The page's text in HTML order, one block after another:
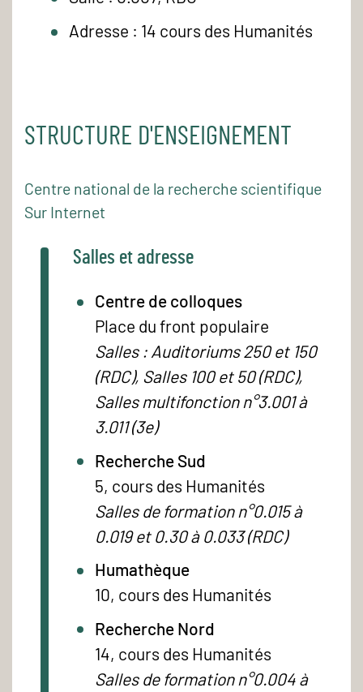
Adresse : 14 cours des Humanités
STRUCTURE D'ENSEIGNEMENT
Centre national de la recherche scientifique
Sur Internet
Salles et adresse
Centre de colloques
Place du front populaire
Salles : Auditoriums 250 et 150
(RDC), Salles 100 et 50 (RDC),
Salles multifonction n°3.001 à
3.011 (3e)
Recherche Sud
5, cours des Humanités
Salles de formation n°0.015 à
0.019 et 0.30 à 0.033 (RDC)
Humathèque
10, cours des Humanités
Recherche Nord
14, cours des Humanités
Salles de formation n°0.004 à